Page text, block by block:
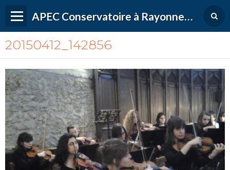
APEC Conservatoire à Rayonnement Régional de Versailles Grand Parc
20150412_142856